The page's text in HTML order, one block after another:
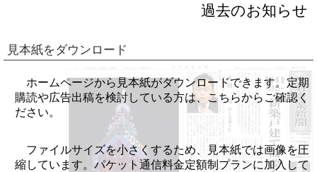
過去のお知らせ
見本紙をダウンロード
ホームページから見本紙がダウンロードできます。定期
購読や広告出稿を検討している方は、こちらからご確認く
ださい。
ファイルサイズを小さくするため、見本紙では画像を圧
縮しています。パケット通信料金定額制プランに加入して